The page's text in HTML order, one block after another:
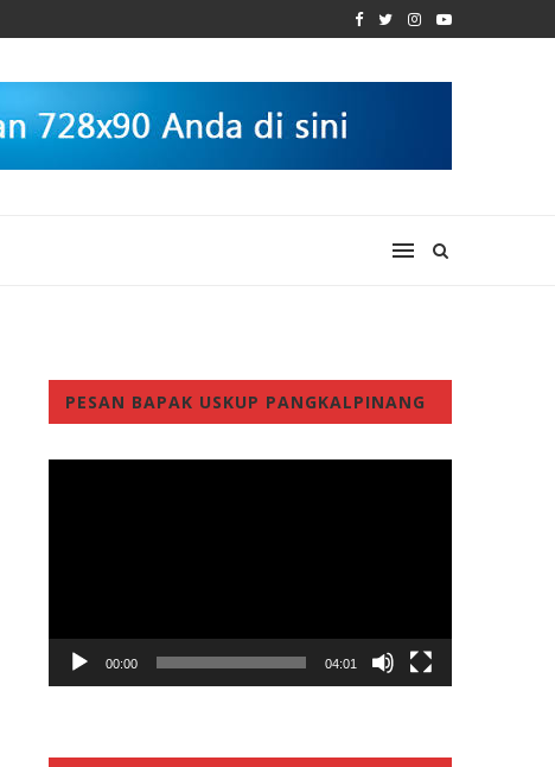
PESAN BAPAK USKUP PANGKALPINANG
00:00 04:01